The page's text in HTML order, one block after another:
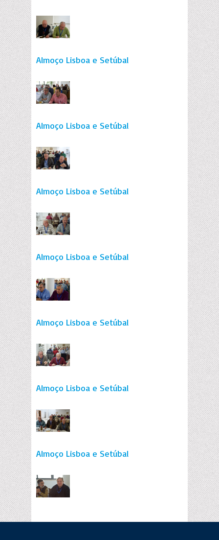
Almoço Lisboa e Setúbal
Almoço Lisboa e Setúbal
Almoço Lisboa e Setúbal
Almoço Lisboa e Setúbal
Almoço Lisboa e Setúbal
Almoço Lisboa e Setúbal
Almoço Lisboa e Setúbal